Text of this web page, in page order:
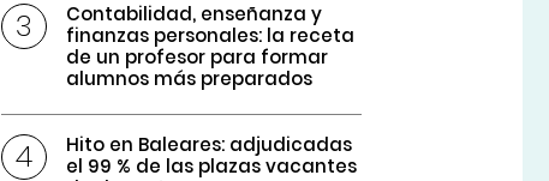
Contabilidad, enseñanza y
finanzas personales: la receta
de un profesor para formar
alumnos más preparados
Hito en Baleares: adjudicadas
el 99 % de las plazas vacantes